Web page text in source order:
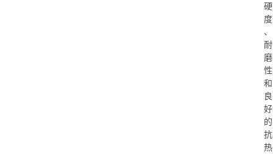
硬
度
、
耐
磨
性
和
良
好
的
抗
热